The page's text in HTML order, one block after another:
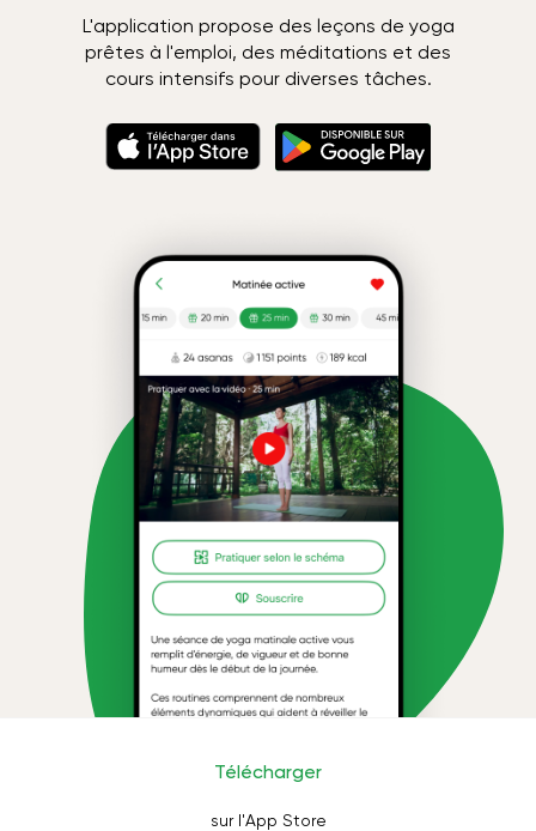
L'application propose des leçons de yoga
prêtes à l'emploi, des méditations et des
cours intensifs pour diverses tâches.
Télécharger
sur l'App Store